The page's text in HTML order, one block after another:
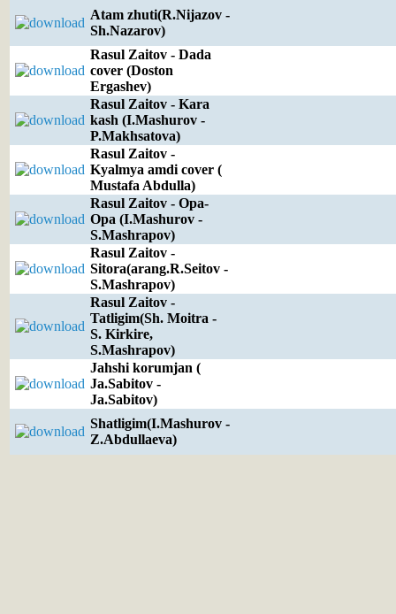
Atam zhuti(R.Nijazov -
Sh.Nazarov)
Rasul Zaitov - Dada
cover (Doston
Ergashev)
Rasul Zaitov - Kara
kash (I.Mashurov -
P.Makhsatova)
Rasul Zaitov -
Kyalmya amdi cover (
Mustafa Abdulla)
Rasul Zaitov - Opa-
Opa (I.Mashurov -
S.Mashrapov)
Rasul Zaitov -
Sitora(arang.R.Seitov -
S.Mashrapov)
Rasul Zaitov -
Tatligim(Sh. Moitra -
S. Kirkire,
S.Mashrapov)
Jahshi korumjan (
Ja.Sabitov -
Ja.Sabitov)
Shatligim(I.Mashurov -
Z.Abdullaeva)